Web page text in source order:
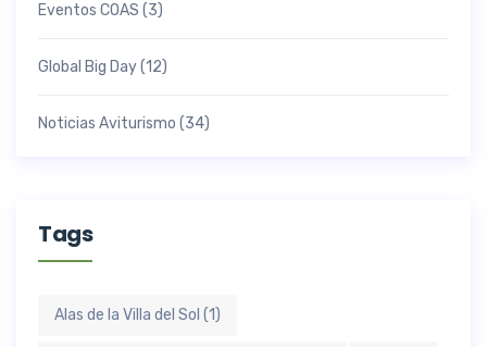
Eventos COAS (3)
Global Big Day(12)
Noticias Aviturismo (34)
Tags
Alas de la Villa del Sol (1)